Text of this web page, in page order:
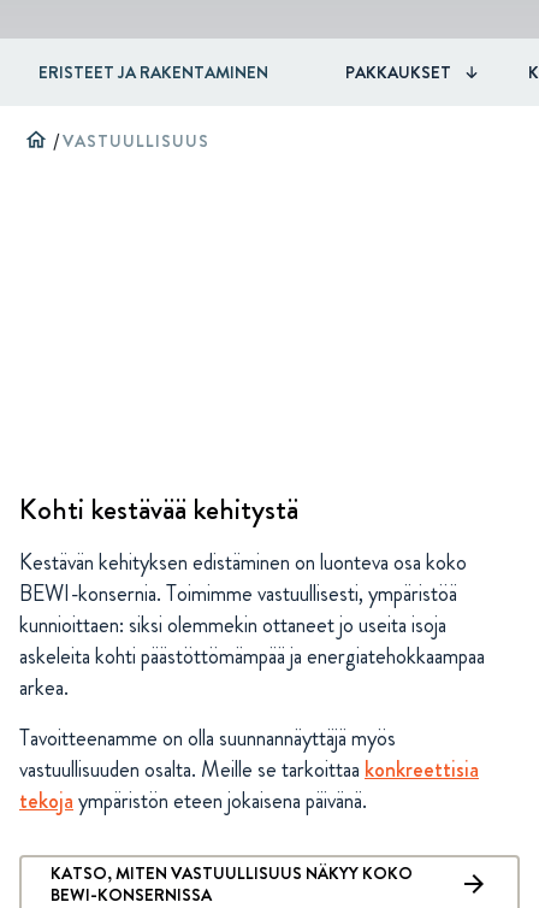
ERISTEET JA RAKENTAMINEN PAKKAUKSET
home /VASTUULLISUUS
Kohti kestävää kehitystä
Kestävän kehityksen edistäminen on luonteva osa koko
BEWI-konsernia. Toimimme vastuullisesti, ympäristöä
kunnioittaen: siksi olemmekin ottaneet jo useita isoja
askeleita kohti päästöttömämpää ja energiatehokkaampaa
arkea.
Tavoitteenamme on olla suunnannäyttäjä myös
vastuullisuuden osalta. Meille se tarkoittaa konkreettisia
tekojaympäristön eteen jokaisena päivänä.
KATSO, MITEN VASTUULLISUUS NÄKYY KOKO
BEWI-KONSERNISSA